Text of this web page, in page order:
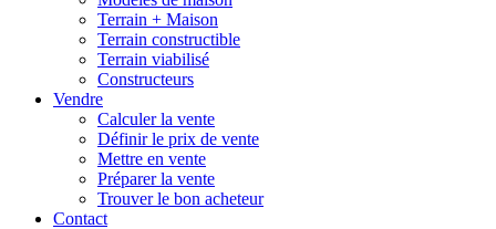
Terrain + Maison
Terrain constructible
Terrain viabilisé
Constructeurs
Vendre
Calculer la vente
Définir le prix de vente
Mettre en vente
Préparer la vente
Trouver le bon acheteur
Contact